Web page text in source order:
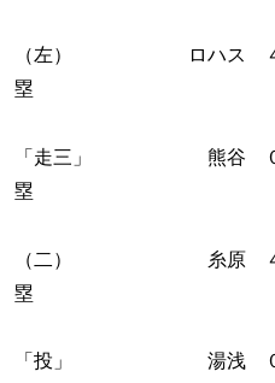
（左） ロハス ４－
塁
「走三」 熊谷 ０－
塁
（二） 糸原 ４－
塁
「投」 湯浅 ０－